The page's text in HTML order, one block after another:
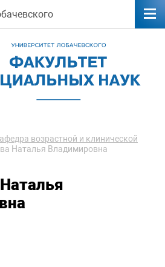
возрастной и клинической
Наталья Владимировна